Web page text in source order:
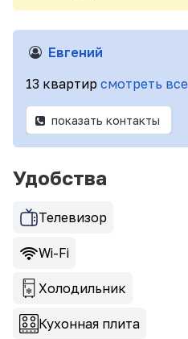
Евгений
13 квартир смотреть все
показать контакты
Удобства
Телевизор
Wi-Fi
Холодильник
Кухонная плита